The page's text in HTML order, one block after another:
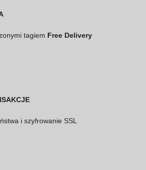
tagiem Free Delivery
i szyfrowanie SSL